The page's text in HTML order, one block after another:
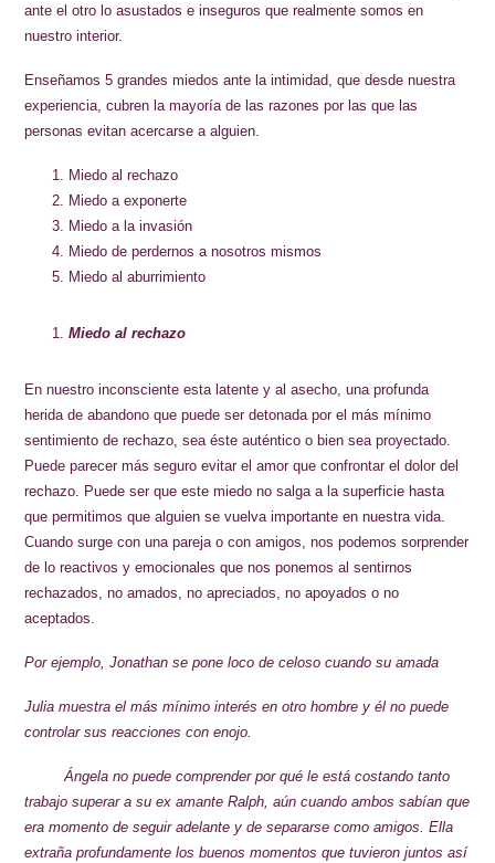
ante el otro lo asustados e inseguros que realmente somos en
nuestro interior.
Enseñamos 5 grandes miedos ante la intimidad, que desde nuestra
experiencia, cubren la mayoría de las razones por las que las
personas evitan acercarse a alguien.
Miedo al rechazo
Miedo a exponerte
Miedo a la invasión
Miedo de perdernos a nosotros mismos
Miedo al aburrimiento
Miedo al rechazo
En nuestro inconsciente esta latente y al asecho, una profunda
herida de abandono que puede ser detonada por el más mínimo
sentimiento de rechazo, sea éste auténtico o bien sea proyectado.
Puede parecer más seguro evitar el amor que confrontar el dolor del
rechazo. Puede ser que este miedo no salga a la superficie hasta
que permitimos que alguien se vuelva importante en nuestra vida.
Cuando surge con una pareja o con amigos, nos podemos sorprender
de lo reactivos y emocionales que nos ponemos al sentirnos
rechazados, no amados, no apreciados, no apoyados o no
aceptados.
Por ejemplo, Jonathan se pone loco de celoso cuando su amada
Julia muestra el más mínimo interés en otro hombre y él no puede
controlar sus reacciones con enojo.
Ángela no puede comprender por qué le está costando tanto
trabajo superar a su ex amante Ralph, aún cuando ambos sabían que
era momento de seguir adelante y de separarse como amigos. Ella
extraña profundamente los buenos momentos que tuvieron juntos así